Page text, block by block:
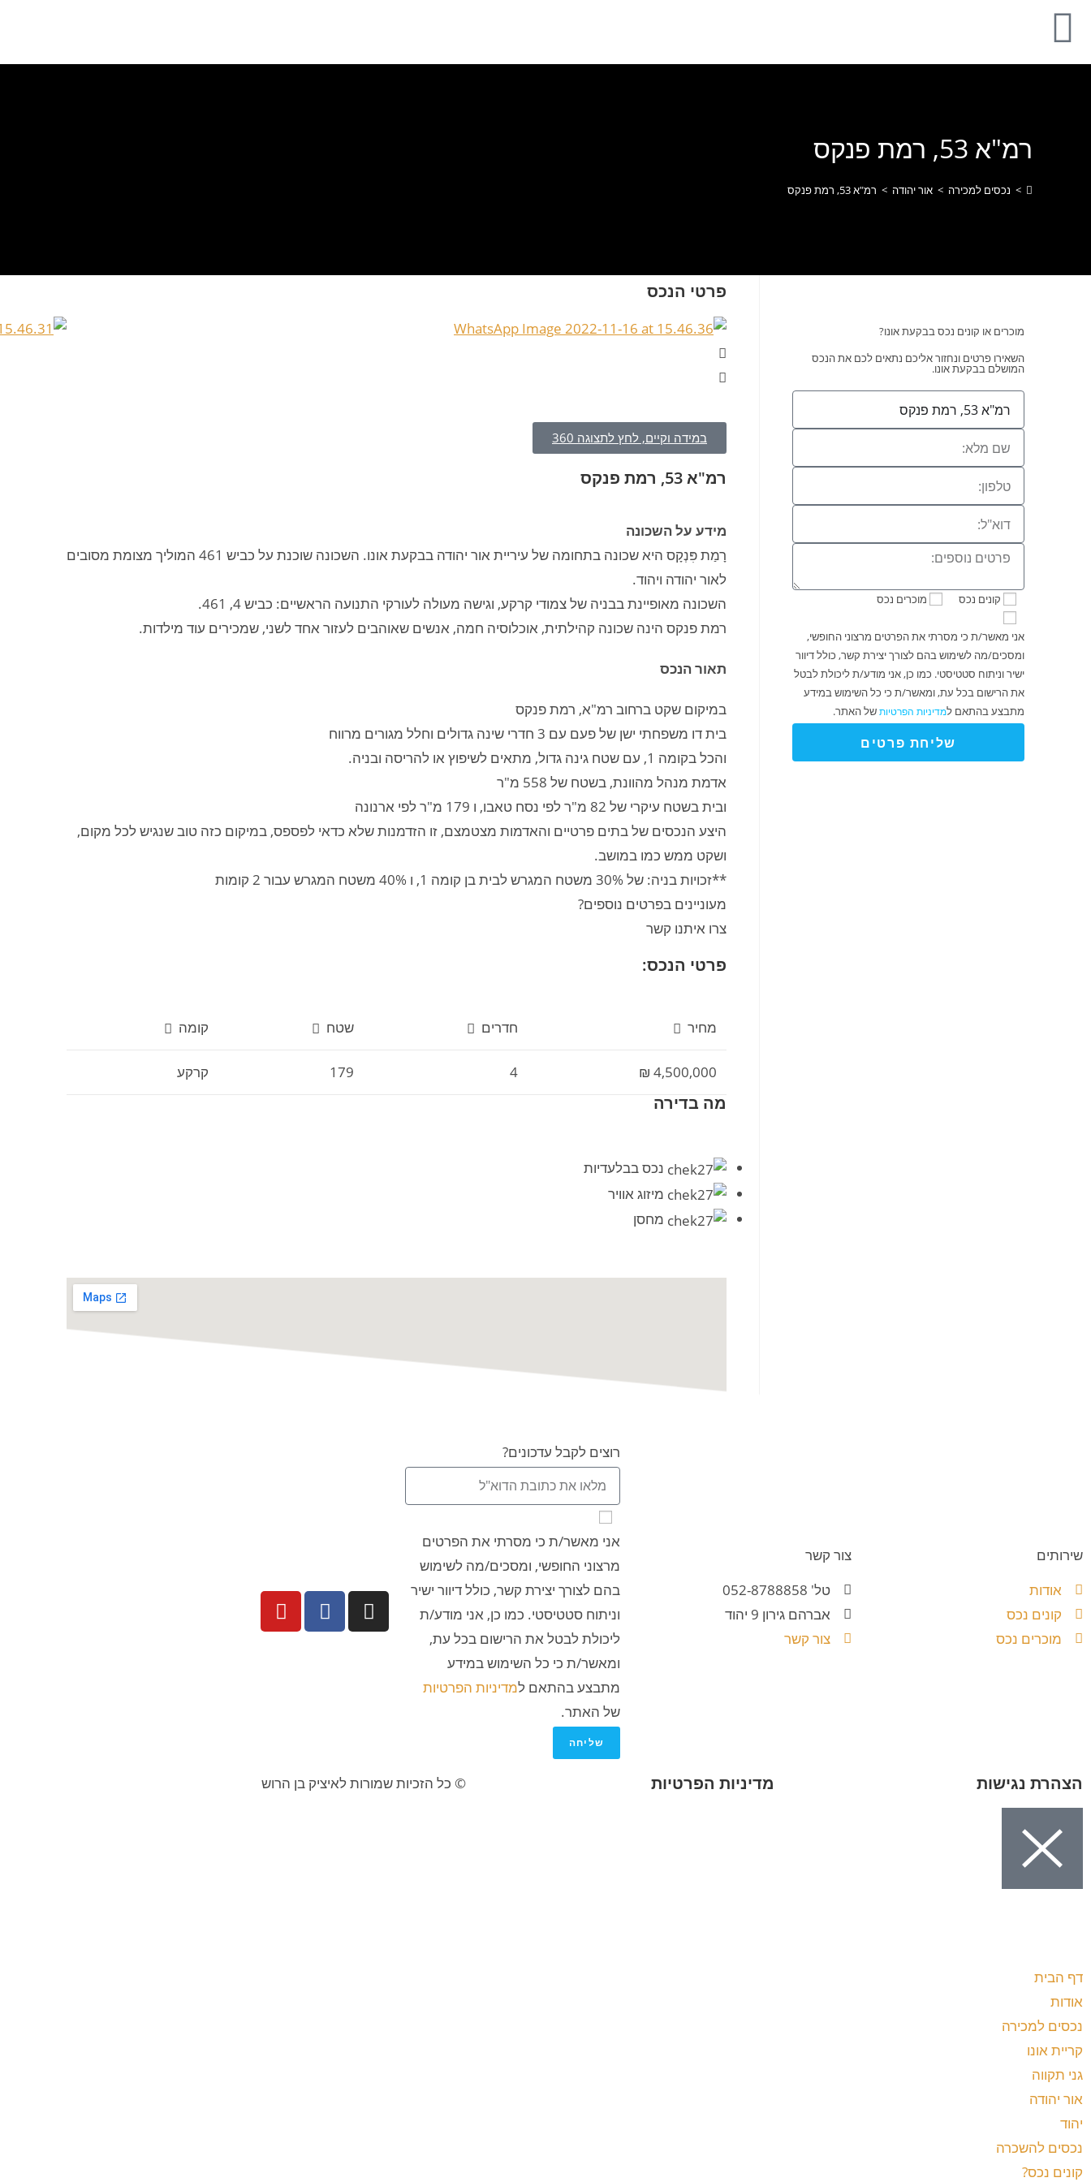
לתוכן
רמ"א 53, רמת פנקס
> נכסים למכירה > אור יהודה > רמ"א 53, רמת פנקס
פרטי הנכס
במידה וקיים, לחץ לתצוגה 360
רמ"א 53, רמת פנקס
מידע על השכונה
רָמַת פִּנְקָס היא שכונה בתחומה של עיריית אור יהודה בבקעת אונו. השכונה שוכנת על כביש 461 המוליך מצומת מסובים
לאור יהודה ויהוד.
השכונה מאופיינת בבניה של צמודי קרקע, וגישה מעולה לעורקי התנועה הראשיים: כביש 4, 461.
רמת פנקס הינה שכונה קהילתית, אוכלוסיה חמה, אנשים שאוהבים לעזור אחד לשני, שמכירים עוד מילדות.
תאור הנכס
במיקום שקט ברחוב רמ"א, רמת פנקס
בית דו משפחתי ישן של פעם עם 3 חדרי שינה גדולים וחלל מגורים מרווח
והכל בקומה 1, עם שטח גינה גדול, מתאים לשיפוץ או להריסה ובניה.
אדמת מנהל מהוונת, בשטח של 558 מ"ר
ובית בשטח עיקרי של 82 מ"ר לפי נסח טאבו, ו 179 מ"ר לפי ארנונה
היצע הנכסים של בתים פרטיים והאדמות מצטמצם, זו הזדמנות שלא כדאי לפספס, במיקום כזה טוב שנגיש לכל מקום,
ושקט ממש כמו במושב.
**זכויות בניה: של 30% משטח המגרש לבית בן קומה 1, ו 40% משטח המגרש עבור 2 קומות
מעוניינים בפרטים נוספים?
צרו איתנו קשר
פרטי הנכס:
מחיר חדרים שטח קומה
4,500,000 ₪
4
179 קרקע
מה בדירה
נכס בבלעדיות
מיזוג אוויר
מחסן
מוכרים או קונים נכס בבקעת אונו?
השאירו פרטים ונחזור אליכם נתאים לכם את הנכס
המושלם בבקעת אונו.
קונים נכס מוכרים נכס
אני מאשר/ת כי מסרתי את הפרטים מרצוני החופשי,
ומסכים/מה לשימוש בהם לצורך יצירת קשר, כולל דיוור
ישיר וניתוח סטטיסטי. כמו כן, אני מודע/ת ליכולת לבטל
את הרישום בכל עת, ומאשר/ת כי כל השימוש במידע
מתבצע בהתאם למדיניות הפרטיותשל האתר.
שליחת פרטים
שירותים
אודות
קונים נכס
מוכרים נכס
צור קשר
טל' 052-8788858
אברהם גירון 9 יהוד
צור קשר
רוצים לקבל עדכונים?
אני מאשר/ת כי מסרתי את הפרטים
מרצוני החופשי, ומסכים/מה לשימוש
בהם לצורך יצירת קשר, כולל דיוור ישיר
וניתוח סטטיסטי. כמו כן, אני מודע/ת
ליכולת לבטל את הרישום בכל עת,
ומאשר/ת כי כל השימוש במידע
מתבצע בהתאם למדיניות הפרטיות
של האתר.
שליחה
הצהרת נגישות מדיניות הפרטיות © כל הזכיות שמורות לאיציק בן הרוש
דף הבית
אודות
נכסים למכירה
קריית אונו
גני תקווה
אור יהודה
יהוד
נכסים להשכרה
קונים נכס?